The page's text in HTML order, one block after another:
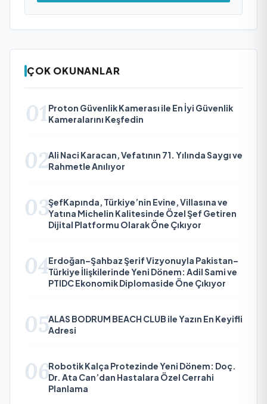
ÇOK OKUNANLAR
01 Proton Güvenlik Kamerası ile En İyi Güvenlik
Kameralarını Keşfedin
02Ali Naci Karacan, Vefatının 71. Yılında Saygı ve
Rahmetle Anılıyor
03ŞefKapında, Türkiye’nin Evine, Villasına ve
Yatına Michelin Kalitesinde Özel Şef Getiren
Dijital Platformu Olarak Öne Çıkıyor
04Erdoğan–Şahbaz Şerif Vizyonuyla Pakistan–
Türkiye İlişkilerinde Yeni Dönem: Adil Sami ve
PTIDC Ekonomik Diplomaside Öne Çıkıyor
05ALAS BODRUM BEACH CLUB ile Yazın En Keyifli
Adresi
06Robotik Kalça Protezinde Yeni Dönem: Doç.
Dr. Ata Can’dan Hastalara Özel Cerrahi
Planlama